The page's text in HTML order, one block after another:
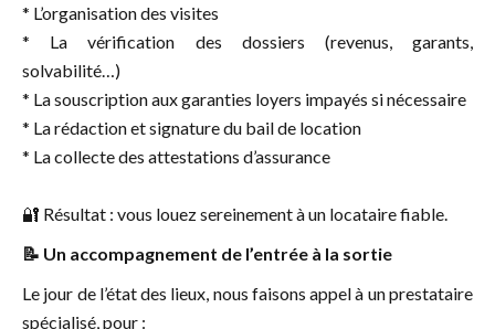
* L’organisation des visites
* La vérification des dossiers (revenus, garants,
solvabilité…)
* La souscription aux garanties loyers impayés si nécessaire
* La rédaction et signature du bail de location
* La collecte des attestations d’assurance
🔐 Résultat : vous louez sereinement à un locataire fiable.
📝 Un accompagnement de l’entrée à la sortie
Le jour de l’état des lieux, nous faisons appel à un prestataire
spécialisé, pour :